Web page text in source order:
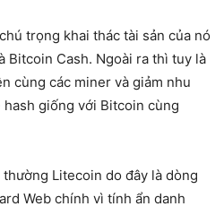
trọng khai thác tài sản của nó
Bitcoin Cash. Ngoài ra thì tuy là
cùng các miner và giảm nhu
hash giống với Bitcoin cùng
Litecoin do đây là dòng
Web chính vì tính ẩn danh